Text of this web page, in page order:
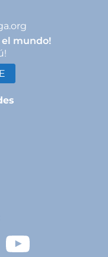
mundo!